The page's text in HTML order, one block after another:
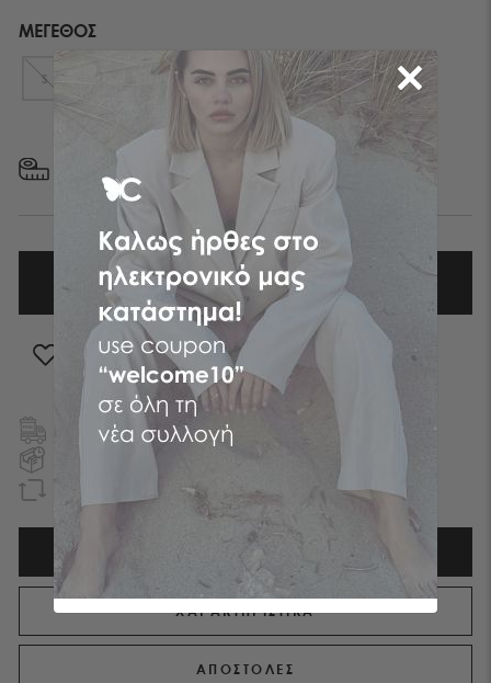
ΜΕΓΕΘΟΣ
S L
ΜΕΓΕΘΟΛΟΓΙΟ
ΠΡΟΣΘΗΚΗ ΣΤΑ ΑΓΑΠΗΜΕΝΑ
ΔΩΡΕΑΝ ΜΕΤΑΦΟΡΙΚA ΣΕ ΕΛΛΑΔΑ ΚΑΙ ΚΥΠΡΟ
ΠΑΡΑΔΟΣΗ ΤΗΝ ΕΠΟΜΕΝΗ ΗΜΕΡΑ
EΠΙΣΤΡΟΦΗ ΧΡΗΜΑΤΩΝ
ΕΝΤΟΣ 90 ΗΜΕΡΩΝ
ΧΑΡΑΚΤΗΡΙΣΤΙΚΑ
ΑΠΟΣΤΟΛΕΣ